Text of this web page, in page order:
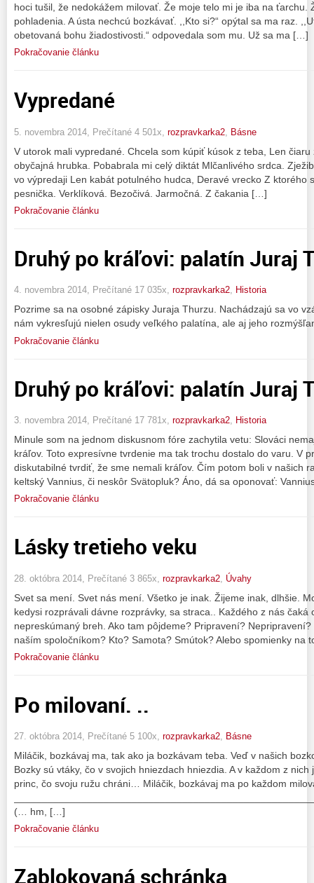
hoci tušil, že nedokážem milovať. Že moje telo mi je iba na ťarchu.
pohladenia. A ústa nechcú bozkávať. ,,Kto si?“ opýtal sa ma raz.
obetovaná bohu žiadostivosti.“ odpovedala som mu. Už sa ma […]
Pokračovanie článku
Vypredané
5. novembra 2014, Prečítané 4 501x, rozpravkarka2 Básne
V utorok mali vypredané. Chcela som kúpiť kúsok z teba, Len
obyčajná hrubka. Pobabrala mi celý diktát Mlčanlivého srdca.
vo výpredaji Len kabát potulného hudca, Deravé vrecko Z ktorého
pesnička. Verklíková. Bezočivá. Jarmočná. Z čakania […]
Pokračovanie článku
Druhý po kráľovi: palatín Juraj
4. novembra 2014, Prečítané 17 035x, rozpravkarka2, Historia
Pozrime sa na osobné zápisky Juraja Thurzu. Nachádzajú sa vo
nám vykresľujú nielen osudy veľkého palatína, ale aj jeho
Pokračovanie článku
Druhý po kráľovi: palatín Juraj
3. novembra 2014, Prečítané 17 781x, rozpravkarka2, Historia
Minule som na jednom diskusnom fóre zachytila vetu: Slováci
kráľov. Toto expresívne tvrdenie ma tak trochu dostalo do varu. V
diskutabilné tvrdiť, že sme nemali kráľov. Čím potom boli v našich
keltský Vannius, či neskôr Svätopluk? Áno, dá sa oponovať:
Pokračovanie článku
Lásky tretieho veku
28. októbra 2014, Prečítané 3 865x, rozpravkarka2 Úvahy
Svet sa mení. Svet nás mení. Všetko je inak. Žijeme inak, dlhšie.
kedysi rozprávali dávne rozprávky, sa straca.. Každého z nás
nepreskúmaný breh. Ako tam pôjdeme? Pripravení?
naším spoločníkom? Kto? Samota? Smútok? Alebo spomienky na
Pokračovanie článku
Po milovaní. ..
27. októbra 2014, Prečítané 5 100x, rozpravkarka2, Básne
Miláčik, bozkávaj ma, tak ako ja bozkávam teba. Veď v našich
Bozky sú vtáky, čo v svojich hniezdach hniezdia. A v každom z
princ, čo svoju ružu chráni… Miláčik, bozkávaj ma po každom
(… hm, […]
Pokračovanie článku
Zablokovaná schránka